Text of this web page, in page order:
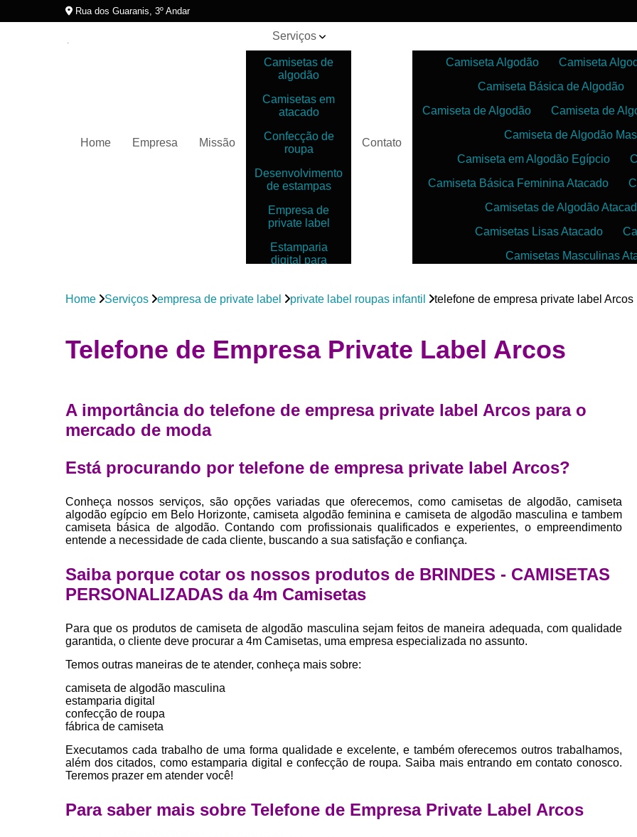
Rua dos Guaranis, 3º Andar
Home Empresa Missão
Serviços
Camisetas de
algodão
Camisetas em
atacado
Confecção de
roupa
Desenvolvimento
de estampas
Empresa de
private label
Estamparia
digital para
Estamparias
camiseta
para roupas
Contato
Camiseta Algodão Camiseta
Camiseta Básica de Algodão
Camiseta de Algodão
Camiseta de
Camiseta de Algodão
Camiseta em Algodão Egípcio
Camiseta Básica Feminina Atacado
Camisetas de Algodão
Camisetas Lisas Atacado
Camisetas Masculinas
Camisetas para Sublimação
Confecção de Roupas
Desenvolvimento de Coleção de
Desenvolvimento
Desenvolvimento
Desenvolvimento de
Desenvolvimento de
Desenvolvimento
Desenvolvimento Estampa de
Empresa Private Label
Private
Estamparia de Camiseta
Estamparia Digital em Camisetas
Home Serviços empresa de private label private label roupas infantil telefone de empresa private label Arcos
Telefone de Empresa Private Label Arcos
A importância do telefone de empresa private label Arcos para o
mercado de moda
Está procurando por telefone de empresa private label Arcos?
Conheça nossos serviços, são opções variadas que oferecemos, como camisetas de algodão, camiseta
algodão egípcio em Belo Horizonte, camiseta algodão feminina e camiseta de algodão masculina e tambem
camiseta básica de algodão. Contando com profissionais qualificados e experientes, o empreendimento
entende a necessidade de cada cliente, buscando a sua satisfação e confiança.
Saiba porque cotar os nossos produtos de BRINDES - CAMISETAS
PERSONALIZADAS da 4m Camisetas
Para que os produtos de camiseta de algodão masculina sejam feitos de maneira adequada, com qualidade
garantida, o cliente deve procurar a 4m Camisetas, uma empresa especializada no assunto.
Temos outras maneiras de te atender, conheça mais sobre:
camiseta de algodão masculina
estamparia digital
confecção de roupa
fábrica de camiseta
Executamos cada trabalho de uma forma qualidade e excelente, e também oferecemos outros trabalhamos,
além dos citados, como estamparia digital e confecção de roupa. Saiba mais entrando em contato conosco.
Teremos prazer em atender você!
Para saber mais sobre Telefone de Empresa Private Label Arcos